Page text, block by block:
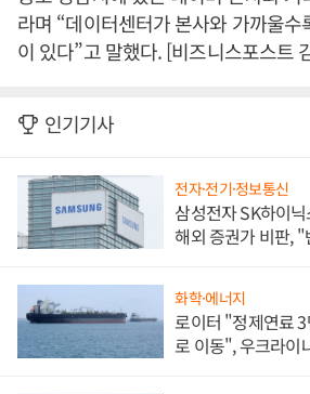
라며 “데이터센터가 본사와 가까울수
이 있다”고 말했다. [비즈니스포스트
인기기사
전자·전기·정보통신
삼성전자 SK하이
해외 증권가 비판,
화학·에너지
로이터 "정제연료
로 이동", 우크라이